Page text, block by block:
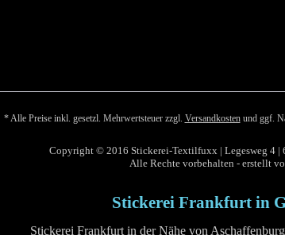
* Alle Preise inkl. gesetzl. Mehrwertsteuer zzgl. Versandkostenund ggf.
Copyright © 2016 Stickerei-Textilfuxx | Legesweg 4 |
Alle Rechte vorbehalten - erstellt
Stickerei Frankfurt in
Stickerei Frankfurt in der Nähe von